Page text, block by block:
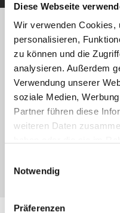
Diese Webseite
Wir verwenden Cookies,
personalisieren,
zu können und die
analysieren. Außerdem
Verwendung unserer
soziale Medien,
Partner führen diese
weiteren Daten
Notwendig
Präferenzen
Wir
Unsere